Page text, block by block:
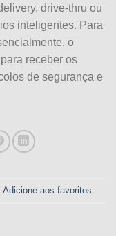
drive-thru ou
inteligentes. Para
o
receber os
de segurança e
Adicione aos favoritos